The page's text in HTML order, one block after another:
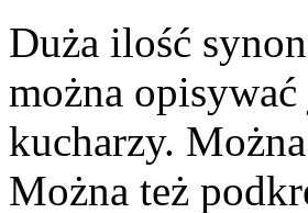
Duża ilość
można
kucharzy.
Można też